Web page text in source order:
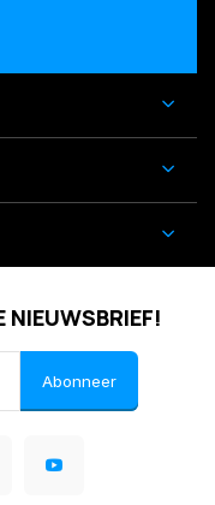
NIEUWSBRIEF!
Abonneer